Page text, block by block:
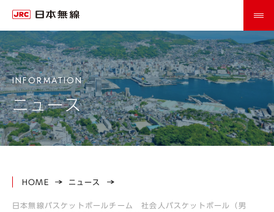
ニュース
HOME ニュース
日本無線バスケットボールチーム 社会人バスケットボール（男